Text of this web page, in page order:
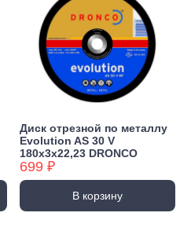
Диск отрезной по металлу
Evolution AS 30 V
180х3х22,23 DRONCO
699 ₽
В корзину